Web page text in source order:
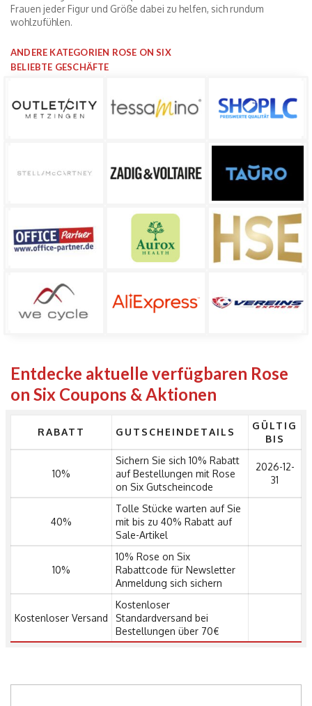
Frauen jeder Figur und Größe dabei zu helfen, sich rundum
wohlzufühlen.
ANDERE KATEGORIEN ROSE ON SIX
BELIEBTE GESCHÄFTE
Entdecke aktuelle verfügbaren Rose
on Six Coupons & Aktionen
RABATT GUTSCHEINDETAILS
GÜLTIG
BIS
10%
Sichern Sie sich 10% Rabatt
auf Bestellungen mit Rose
on Six Gutscheincode
2026-12-
31
40%
Tolle Stücke warten auf Sie
mit bis zu 40% Rabatt auf
Sale-Artikel
10%
10% Rose on Six
Rabattcode für Newsletter
Anmeldung sich sichern
Kostenloser Versand
Kostenloser
Standardversand bei
Bestellungen über 70€